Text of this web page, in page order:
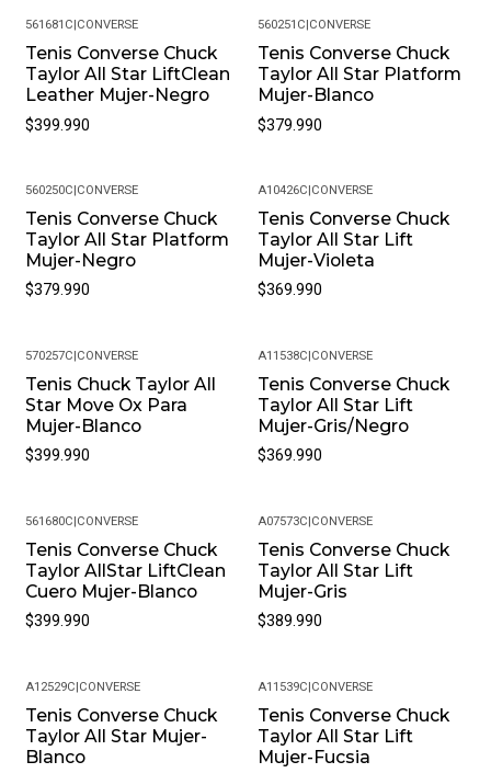
Estar Seguro De Que Recibirás Un Producto Auténtico.
¿Cuál Es La Política De Garantías? Todos Nuestros
Productos, Cuentan Con Una Garantía De 30 Días Por
Defectos De Fabricación. Si Encuentras Algún Problema
Con Tu Producto, Contáctanos Para Resolverlo.
Pacific Sport Colombia Entendemos Que La Talla Puede
Variar. Ofrecemos Cambios De Talla, Siempre Y Cuando
El Producto Se Encuentre En Perfectas Condiciones Y
Con Su Empaque Original.
Política De Devoluciones: Si Por Alguna Razón No Estás
Devoluciones Flexible. Queremos Que Estés
Completamente Feliz Y Puedas Volver A Elegirnos.
¿Cómo Debo Cuidar Mis Productos? Para Mantener Tu
Producto En Las Mejores Condiciones, Recomendamos
Limpiarlos Con Un Paño Húmedo Y Evitar El Uso De
Fresco Y Seco Cuando No Los Estés Usando.
• Peso Del Producto: Ligero, Ideal Para Uso Diario.
561681C CONVERSE
Tenis Converse Chuck
Taylor All Star LiftClean
Leather Mujer-Negro
$399.990
560251C CONVERSE
Tenis Converse Chuck
Taylor All Star Platform
Mujer-Blanco
$379.990
560250C CONVERSE
Tenis Converse Chuck
Taylor All Star Platform
Mujer-Negro
$379.990
A10426C CONVERSE
Tenis Converse Chuck
Taylor All Star Lift
Mujer-Violeta
$369.990
570257C CONVERSE
Tenis Chuck Taylor All
Star Move Ox Para
Mujer-Blanco
$399.990
A11538C CONVERSE
Tenis Converse Chuck
Taylor All Star Lift
Mujer-Gris/Negro
$369.990
561680C CONVERSE
Tenis Converse Chuck
Taylor AllStar LiftClean
Cuero Mujer-Blanco
$399.990
A07573C CONVERSE
Tenis Converse Chuck
Taylor All Star Lift
Mujer-Gris
$389.990
-14%
A12529C CONVERSE
Tenis Converse Chuck
Taylor All Star Mujer-
Blanco
A11539C CONVERSE
Tenis Converse Chuck
Taylor All Star Lift
Mujer-Fucsia